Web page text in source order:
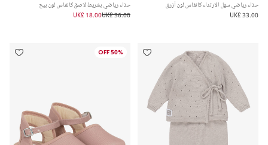
حذاء رياضي سهل الارتداء كانفاس لون أزرق
UK£ 33.00
حذاء رياضي بشريط لاصق كانفاس لون بيج
UK£ 36.00
UK£ 18.00
50% OFF